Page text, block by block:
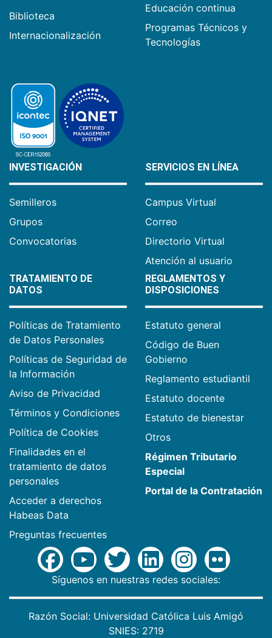
Biblioteca
Internacionalización
Educación continua
Programas Técnicos y
Tecnologías
INVESTIGACIÓN
Semilleros
Grupos
Convocatorias
SERVICIOS EN LÍNEA
Campus Virtual
Correo
Directorio Virtual
Atención al usuario
TRATAMIENTO DE
DATOS
Políticas de Tratamiento
de Datos Personales
Políticas de Seguridad de
la Información
Aviso de Privacidad
Términos y Condiciones
Política de Cookies
Finalidades en el
tratamiento de datos
personales
Acceder a derechos
Habeas Data
Preguntas frecuentes
REGLAMENTOS Y
DISPOSICIONES
Estatuto general
Código de Buen
Gobierno
Reglamento estudiantil
Estatuto docente
Estatuto de bienestar
Otros
Régimen Tributario
Especial
Portal de la Contratación
Síguenos en nuestras redes sociales:
Razón Social: Universidad Católica Luis Amigó
SNIES: 2719